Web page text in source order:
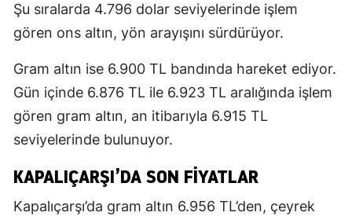
Şu sıralarda 4.796 dolar seviyelerinde işlem
gören ons altın, yön arayışını sürdürüyor.
Gram altın ise 6.900 TL bandında hareket ediyor.
Gün içinde 6.876 TL ile 6.923 TL aralığında işlem
gören gram altın, an itibarıyla 6.915 TL
seviyelerinde bulunuyor.
KAPALIÇARŞI’DA SON FIYATLAR
Kapalıçarşı’da gram altın 6.956 TL’den, çeyrek